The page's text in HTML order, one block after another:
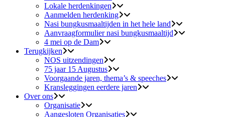
Lokale herdenkingen
Aanmelden herdenking
Nasi bungkusmaaltijden in het hele land
Aanvraagformulier nasi bungkusmaaltijd
4 mei op de Dam
Terugkijken
NOS uitzendingen
75 jaar 15 Augustus
Voorgaande jaren, thema’s & speeches
Kransleggingen eerdere jaren
Over ons
Organisatie
Aangesloten Organisaties